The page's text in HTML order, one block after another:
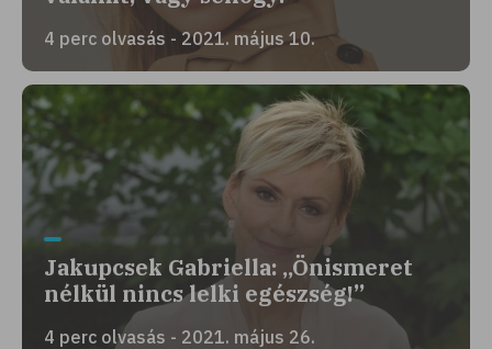
4 perc olvasás - 2021. május 10.
Jakupcsek Gabriella: „Önismeret
nélkül nincs lelki egészség!”
4 perc olvasás - 2021. május 26.